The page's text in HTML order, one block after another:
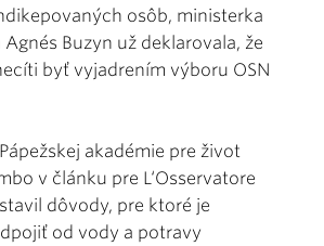
osôb, ministerka
Buzyn už deklarovala, že
byť vyjadrením výboru OSN
akadémie pre život
v článku pre L‘Osservatore
dôvody, pre ktoré je
od vody a potravy